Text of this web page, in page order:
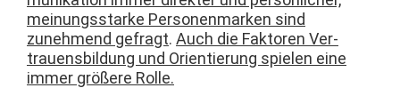
mei­n­ungsstarke Per­so­n­en­marken sind
zunehmend gefragt. Auch die Fak­toren Ver­
trauens­bil­dung und Ori­en­tierung spie­len eine
immer größere Rolle.